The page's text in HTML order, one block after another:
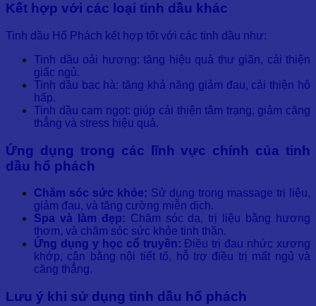
Kết hợp với các loại tinh dầu khác
Tinh dầu Hổ Phách kết hợp tốt với các tinh dầu như:
Tinh dầu oải hương: tăng hiệu quả thư giãn, cải thiện
giấc ngủ.
Tinh dầu bạc hà: tăng khả năng giảm đau, cải thiện hô
hấp.
Tinh dầu cam ngọt: giúp cải thiện tâm trạng, giảm căng
thẳng và stress hiệu quả.
Ứng dụng trong các lĩnh vực chính của tinh
dầu hổ phách
Chăm sóc sức khỏe: Sử dụng trong massage trị liệu,
giảm đau, và tăng cường miễn dịch.
Spa và làm đẹp: Chăm sóc da, trị liệu bằng hương
thơm, và chăm sóc sức khỏe tinh thần.
Ứng dụng y học cổ truyền: Điều trị đau nhức xương
khớp, cân bằng nội tiết tố, hỗ trợ điều trị mất ngủ và
căng thẳng.
Lưu ý khi sử dụng tinh dầu hổ phách